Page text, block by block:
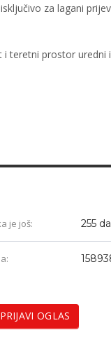
za lagani
teretni prostor uredni
je još: 255
PRIJAVI OGLAS